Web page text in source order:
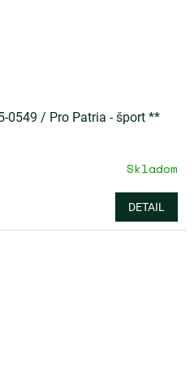
0549 / Pro Patria - šport **
Skladom
DETAIL